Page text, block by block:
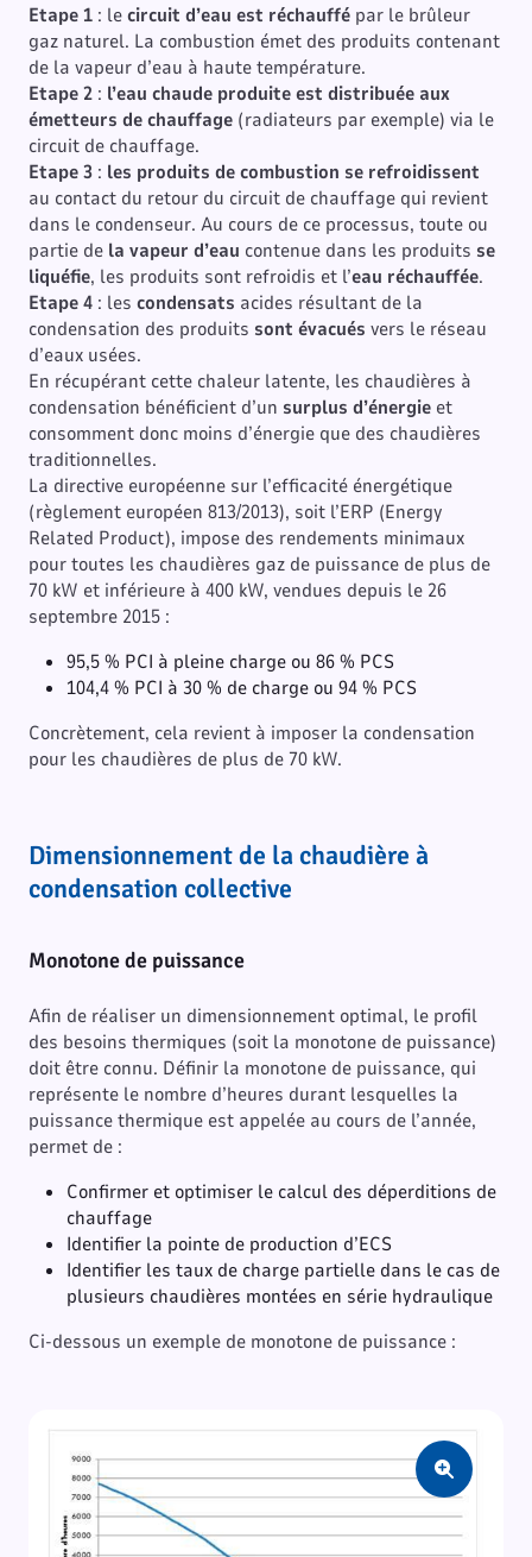
Etape 1 : lecircuit d’eau est réchauffé par le brûleur
gaz naturel. La combustion émet des produits contenant
de la vapeur d’eau à haute température.
Etape 2 : l’eau chaude produite est distribuée aux
émetteurs de chauffage (radiateurs par exemple) via le
circuit de chauffage.
Etape 3 : les produits de combustion se refroidissent
au contact du retour du circuit de chauffage qui revient
dans le condenseur. Au cours de ce processus, toute ou
partie de la vapeur d’eau contenue dans les produits se
liquéfie, les produits sont refroidis et l’eau réchauffée.
Etape 4 : les condensats acides résultant de la
condensation des produits sont évacués vers le réseau
d’eaux usées.
En récupérant cette chaleur latente, les chaudières à
condensation bénéficient d’un surplus d’énergie et
consomment donc moins d’énergie que des chaudières
traditionnelles.
La directive européenne sur l’efficacité énergétique
(règlement européen 813/2013), soit l’ERP (Energy
Related Product), impose des rendements minimaux
pour toutes les chaudières gaz de puissance de plus de
70 kW et inférieure à 400 kW, vendues depuis le 26
septembre 2015 :
95,5 % PCI à pleine charge ou 86 % PCS
104,4 % PCI à 30 % de charge ou 94 % PCS
Concrètement, cela revient à imposer la condensation
pour les chaudières de plus de 70 kW.
Dimensionnement de la chaudière à
condensation collective
Monotone de puissance
Afin de réaliser un dimensionnement optimal, le profil
des besoins thermiques (soit la monotone de puissance)
doit être connu. Définir la monotone de puissance, qui
représente le nombre d’heures durant lesquelles la
puissance thermique est appelée au cours de l’année,
permet de :
Confirmer et optimiser le calcul des déperditions de
chauffage
Identifier la pointe de production d’ECS
Identifier les taux de charge partielle dans le cas de
plusieurs chaudières montées en série hydraulique
Ci-dessous un exemple de monotone de puissance :
Zoom